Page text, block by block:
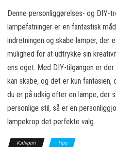
Denne personliggørelses- og DIY-
lampefatninger er en fantastisk
indretningen og skabe lamper, der
mulighed for at udtrykke sin
ens eget. Med DIY-tilgangen er
kan skabe, og det er kun
du er på udkig efter en lampe, der
personlige stil, så er en
lampekrop det perfekte valg.
Kategori Tips